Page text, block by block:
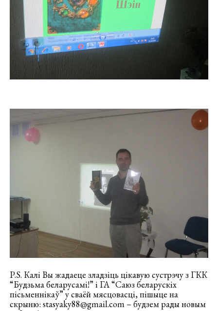
P.S. Калі Вы жадаеце зладзіць цікавую сустрэчу з ГКК
“Будзьма беларусамі!” і ГА “Саюз беларускіх
пісьменнікаў” у сваёй мясцовасці, пішыце на
скрыню: stasyaky88@gmail.com – будзем рады новым